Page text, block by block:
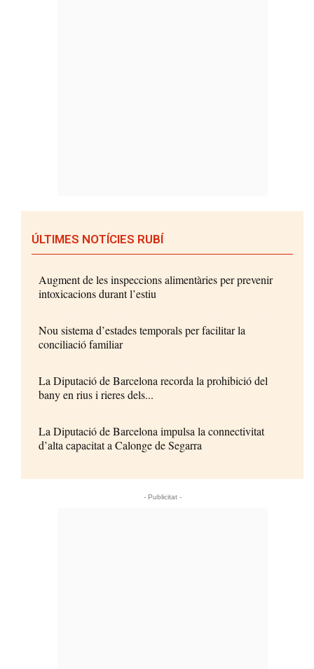
ÚLTIMES NOTÍCIES RUBÍ
Augment de les inspeccions alimentàries per prevenir
intoxicacions durant l’estiu
Nou sistema d’estades temporals per facilitar la
conciliació familiar
La Diputació de Barcelona recorda la prohibició del
bany en rius i rieres dels...
La Diputació de Barcelona impulsa la connectivitat
d’alta capacitat a Calonge de Segarra
- Publicitat -